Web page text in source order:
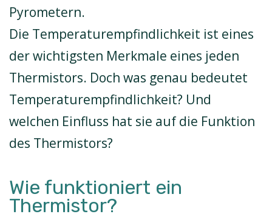
Pyrometern.
Die Temperaturempfindlichkeit ist eines
der wichtigsten Merkmale eines jeden
Thermistors. Doch was genau bedeutet
Temperaturempfindlichkeit? Und
welchen Einfluss hat sie auf die Funktion
des Thermistors?
Wie funktioniert ein
Thermistor?